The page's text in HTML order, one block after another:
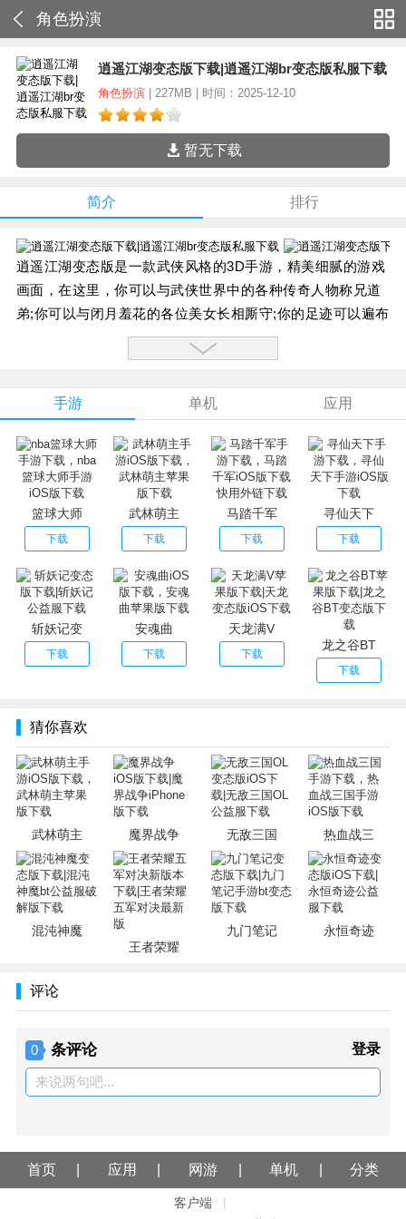
角色扮演
逍遥江湖变态版下载|逍遥江湖br变态版私服下载
角色扮演| 227MB | 时间：2025-12-10
暂无下载
简介 排行
逍遥江湖变态版是一款武侠风格的3D手游，精美细腻的游戏
画面，在这里，你可以与武侠世界中的各种传奇人物称兄道
弟;你可以与闭月羞花的各位美女长相厮守;你的足迹可以遍布
各大门派，去体验他们之间的纷争和情义;你可以随武林宗师
一道，重走江湖路，去创造传奇或是改变历史。
1、充值比例1:300，充值返还双倍元宝和材料奖励!
3、商城所有内购道具、材料1折起售!
手游 单机 应用
篮球大师
下载
武林萌主
下载
马踏千军
下载
寻仙天下
下载
斩妖记变
下载
安魂曲
下载
天龙满V
下载
龙之谷BT
下载
猜你喜欢
武林萌主 魔界战争 无敌三国 热血战三
混沌神魔
王者荣耀
九门笔记 永恒奇迹
评论
0 条评论 登录
来说两句吧...
首页 应用 网游 单机 分类
客户端 |